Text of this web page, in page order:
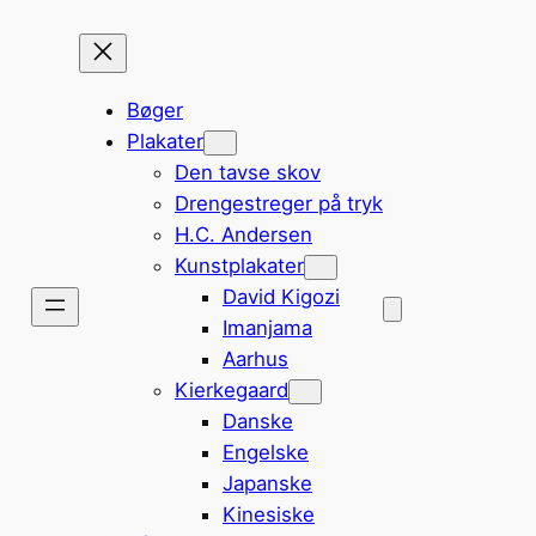
Bøger
Plakater
Den tavse skov
Drengestreger på tryk
H.C. Andersen
Kunstplakater
David Kigozi
Imanjama
Aarhus
Kierkegaard
Danske
Engelske
Japanske
Kinesiske